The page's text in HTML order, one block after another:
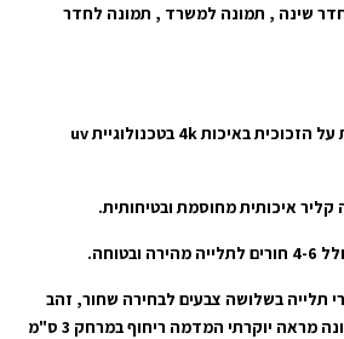
שינה , תמונה למשרד , תמונה לחדר
• התמונה מודפסת ישירות על הזכוכית באיכות 4k בטכנולוגיית uv
איכותית מחוסמת ובטיחותית.
תלייה בשלושה צבעים לבחירה שחור, זהב
וניקל, אשר מוסיפים לתמונה מראה יוקרתי המדמה ריחוף במרחק 3 ס"מ